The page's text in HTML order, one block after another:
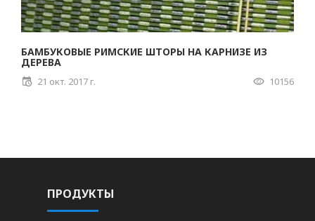
БАМБУКОВЫЕ РИМСКИЕ ШТОРЫ НА КАРНИЗЕ ИЗ
ДЕРЕВА
21 окт. 2017 г. 10156
ПРОДУКТЫ